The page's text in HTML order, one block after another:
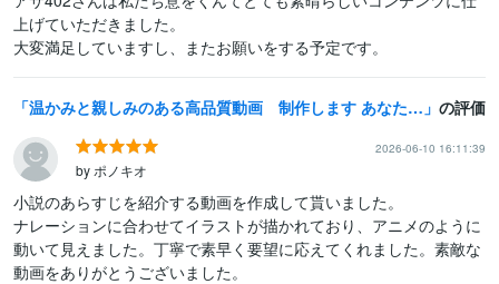
上げていただきました。
大変満足していますし、またお願いをする予定です。
温かみと親しみのある高品質動画 制作します あなたの想いを形にしませんか？ の評価
2026-06-10 16:11:39
by ポノキオ
小説のあらすじを紹介する動画を作成して貰いました。
ナレーションに合わせてイラストが描かれており、アニメのように
動いて見えました。丁寧で素早く要望に応えてくれました。素敵な
動画をありがとうございました。